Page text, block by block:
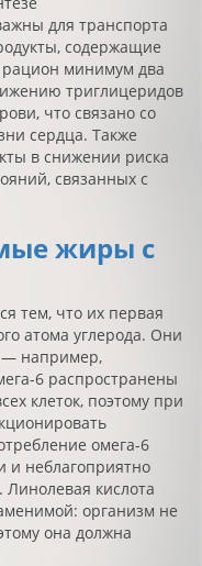
для транспорта
содержащие
рацион минимум два
триглицеридов
что связано со
сердца. Также
в снижении риска
связанных с
жиры с
тем, что их первая
атома углерода. Они
— например,
6 распространены
клеток, поэтому при
омега-6
и неблагоприятно
Линолевая кислота
организм не
она должна